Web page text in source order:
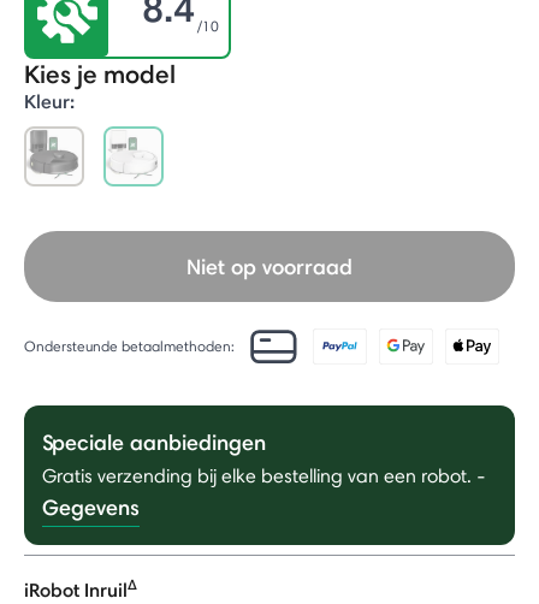
/10
Kies je model
Kleur:
Niet op voorraad
Ondersteunde betaalmethoden:
Speciale aanbiedingen
Gratis verzending bij elke bestelling van een robot. -
Gegevens
iRobot InruilΔ